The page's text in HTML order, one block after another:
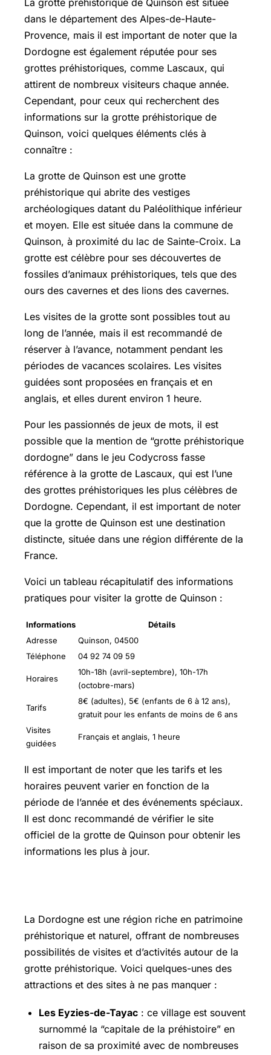
La grotte préhistorique de Quinson est située
dans le département des Alpes-de-Haute-
Provence, mais il est important de noter que la
Dordogne est également réputée pour ses
grottes préhistoriques, comme Lascaux, qui
attirent de nombreux visiteurs chaque année.
Cependant, pour ceux qui recherchent des
informations sur la grotte préhistorique de
Quinson, voici quelques éléments clés à
connaître :
La grotte de Quinson est une grotte
préhistorique qui abrite des vestiges
archéologiques datant du Paléolithique inférieur
et moyen. Elle est située dans la commune de
Quinson, à proximité du lac de Sainte-Croix. La
grotte est célèbre pour ses découvertes de
fossiles d’animaux préhistoriques, tels que des
ours des cavernes et des lions des cavernes.
Les visites de la grotte sont possibles tout au
long de l’année, mais il est recommandé de
réserver à l’avance, notamment pendant les
périodes de vacances scolaires. Les visites
guidées sont proposées en français et en
anglais, et elles durent environ 1 heure.
Pour les passionnés de jeux de mots, il est
possible que la mention de “grotte préhistorique
dordogne” dans le jeu Codycross fasse
référence à la grotte de Lascaux, qui est l’une
des grottes préhistoriques les plus célèbres de
Dordogne. Cependant, il est important de noter
que la grotte de Quinson est une destination
distincte, située dans une région différente de la
France.
Voici un tableau récapitulatif des informations
pratiques pour visiter la grotte de Quinson :
Informations
Détails
Adresse
Quinson, 04500
Téléphone
04 92 74 09 59
Horaires
10h-18h (avril-septembre), 10h-17h
(octobre-mars)
Tarifs
8€ (adultes), 5€ (enfants de 6 à 12 ans),
gratuit pour les enfants de moins de 6 ans
Visites
guidées
Français et anglais, 1 heure
Il est important de noter que les tarifs et les
horaires peuvent varier en fonction de la
période de l’année et des événements spéciaux.
Il est donc recommandé de vérifier le site
officiel de la grotte de Quinson pour obtenir les
informations les plus à jour.
La Dordogne est une région riche en patrimoine
préhistorique et naturel, offrant de nombreuses
possibilités de visites et d’activités autour de la
grotte préhistorique. Voici quelques-unes des
attractions et des sites à ne pas manquer :
Les Eyzies-de-Tayac : ce village est souvent
surnommé la “capitale de la préhistoire” en
raison de sa proximité avec de nombreuses